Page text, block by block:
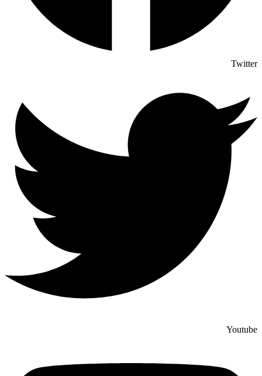
Twitter
Youtube